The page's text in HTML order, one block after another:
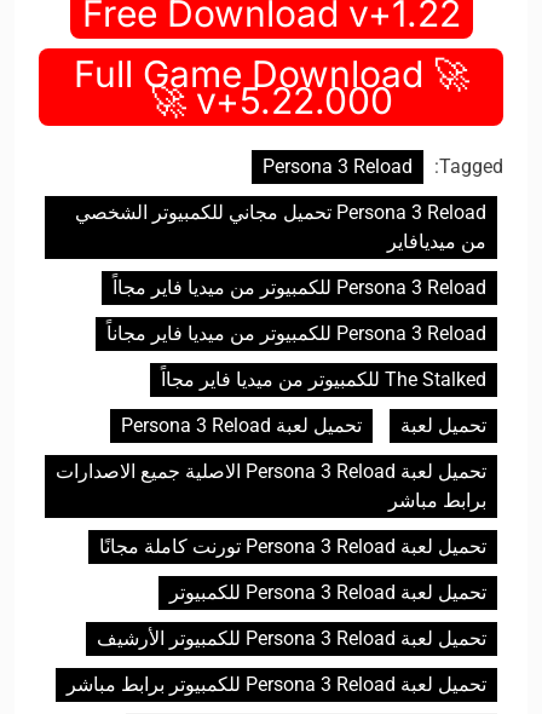
Free Download v+1.22
🚀 Full Game Download
v+5.22.000 🚀
Tagged:
Persona 3 Reload
Persona 3 Reload تحميل مجاني للكمبيوتر الشخصي
من ميديافاير
Persona 3 Reload للكمبيوتر من ميديا فاير مجااً
Persona 3 Reload للكمبيوتر من ميديا فاير مجاناً
The Stalked للكمبيوتر من ميديا فاير مجااً
تحميل لعبة
تحميل لعبة Persona 3 Reload
تحميل لعبة Persona 3 Reload الاصلية جميع الاصدارات
برابط مباشر
تحميل لعبة Persona 3 Reload تورنت كاملة مجانًا
تحميل لعبة Persona 3 Reload للكمبيوتر
تحميل لعبة Persona 3 Reload للكمبيوتر الأرشيف
تحميل لعبة Persona 3 Reload للكمبيوتر برابط مباشر